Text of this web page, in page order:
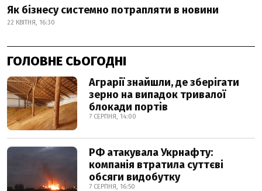
Як бізнесу системно потрапляти в новини
22 КВІТНЯ, 16:30
ГОЛОВНЕ СЬОГОДНІ
Аграрії знайшли, де зберігати
зерно на випадок тривалої
блокади портів
7 СЕРПНЯ, 14:00
РФ атакувала Укрнафту:
компанія втратила суттєві
обсяги видобутку
7 СЕРПНЯ, 16:50